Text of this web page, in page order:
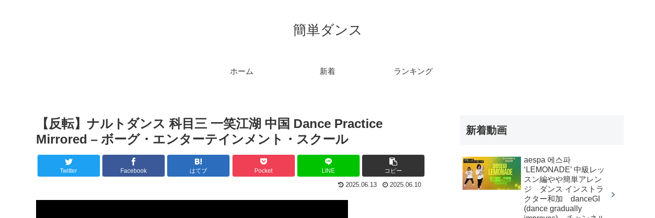
簡単ダンス
ホーム 新着 ランキング
【反転】ナルトダンス 科目三 一笑江湖 中国 Dance Practice
Mirrored – ボーグ・エンターテインメント・スクール
Twitter Facebook はてブ Pocket LINE コピー
2025.06.13 2025.06.10
新着動画
aespa 에스파
‘LEMONADE’ 中級レッ
スン編やや簡単アレン
ジ ダンス インストラ
クター和加 danceGI
(dance gradually